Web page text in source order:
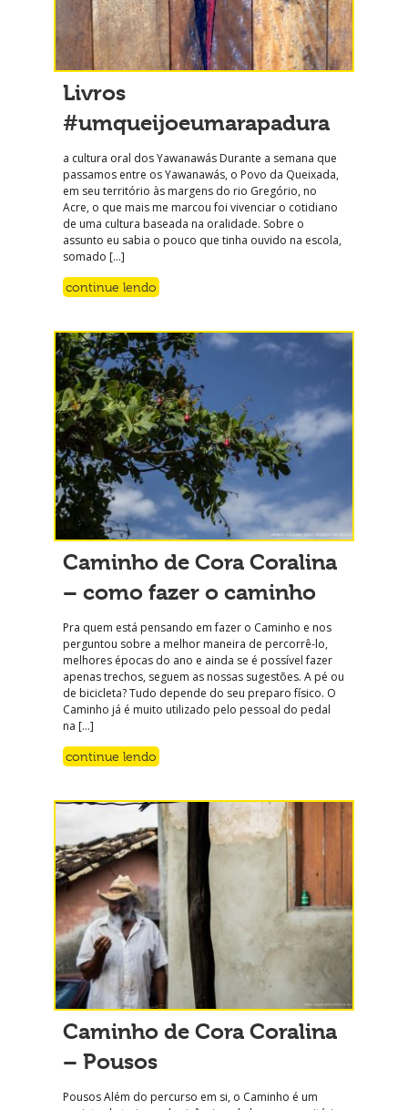
Livros
#umqueijoeumarapadura
a cultura oral dos Yawanawás Durante a semana que
passamos entre os Yawanawás, o Povo da Queixada,
em seu território às margens do rio Gregório, no
Acre, o que mais me marcou foi vivenciar o cotidiano
de uma cultura baseada na oralidade. Sobre o
assunto eu sabia o pouco que tinha ouvido na escola,
somado […]
continue lendo
Caminho de Cora Coralina
– como fazer o caminho
Pra quem está pensando em fazer o Caminho e nos
perguntou sobre a melhor maneira de percorrê-lo,
melhores épocas do ano e ainda se é possível fazer
apenas trechos, seguem as nossas sugestões. A pé ou
de bicicleta? Tudo depende do seu preparo físico. O
Caminho já é muito utilizado pelo pessoal do pedal
na […]
continue lendo
Caminho de Cora Coralina
– Pousos
Pousos Além do percurso em si, o Caminho é um